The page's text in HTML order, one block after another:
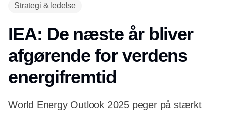
Strategi & ledelse
IEA: De næste år bliver
afgørende for verdens
energifremtid
World Energy Outlook 2025 peger på stærkt